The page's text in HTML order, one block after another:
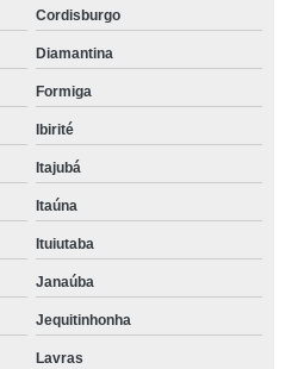
Cordisburgo
Diamantina
Formiga
Ibirité
Itajubá
Itaúna
Ituiutaba
Janaúba
Jequitinhonha
Lavras